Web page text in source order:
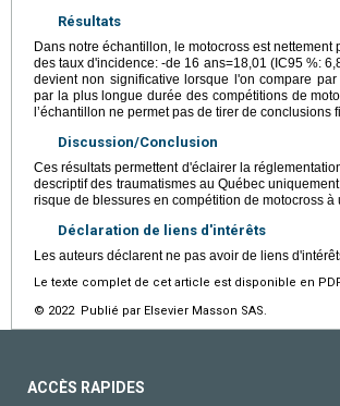
Résultats
Dans notre échantillon, le motocross est
des taux d'incidence: -de 16 ans=18,01 (IC95 %:
devient non significative lorsque l'on compare
par la plus longue durée des compétitions de
l’échantillon ne permet pas de tirer de conclusions
Discussion/Conclusion
Ces résultats permettent d'éclairer la
descriptif des traumatismes au Québec
risque de blessures en compétition de motocross à
Déclaration de liens d'intérêts
Les auteurs déclarent ne pas avoir de liens
Le texte complet de cet article est disponible en
© 2022 Publié par Elsevier Masson SAS.
ACCÈS RAPIDES